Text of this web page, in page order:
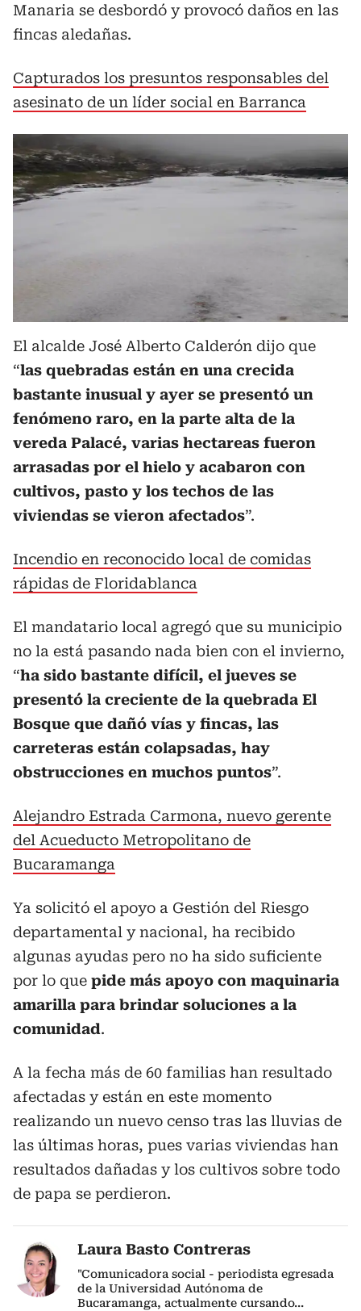
Manaria se desbordó y provocó daños en las
fincas aledañas.
Capturados los presuntos responsables del
asesinato de un líder social en Barranca
El alcalde José Alberto Calderón dijo que
“las quebradas están en una crecida
bastante inusual y ayer se presentó un
fenómeno raro, en la parte alta de la
vereda Palacé, varias hectareas fueron
arrasadas por el hielo y acabaron con
cultivos, pasto y los techos de las
viviendas se vieron afectados”.
Incendio en reconocido local de comidas
rápidas de Floridablanca
El mandatario local agregó que su municipio
no la está pasando nada bien con el invierno,
“ha sido bastante difícil, el jueves se
presentó la creciente de la quebrada El
Bosque que dañó vías y fincas, las
carreteras están colapsadas, hay
obstrucciones en muchos puntos”.
Alejandro Estrada Carmona, nuevo gerente
del Acueducto Metropolitano de
Bucaramanga
Ya solicitó el apoyo a Gestión del Riesgo
departamental y nacional, ha recibido
algunas ayudas pero no ha sido suficiente
por lo que pide más apoyo con maquinaria
amarilla para brindar soluciones a la
comunidad.
A la fecha más de 60 familias han resultado
afectadas y están en este momento
realizando un nuevo censo tras las lluvias de
las últimas horas, pues varias viviendas han
resultados dañadas y los cultivos sobre todo
de papa se perdieron.
Laura Basto Contreras
"Comunicadora social - periodista egresada
de la Universidad Autónoma de
Bucaramanga, actualmente cursando...